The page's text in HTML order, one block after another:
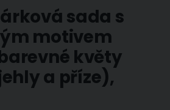
sada s
motivem
květy
a příze),